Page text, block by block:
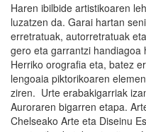
Haren ibilbide artistikoaren
luzatzen da. Garai hartan
erretratuak, autorretratuak
gero eta garrantzi handiagoa
Herriko orografia eta, batez
lengoaia piktorikoaren
ziren. Urte erabakigarriak
Auroraren bigarren etapa.
Chelseako Arte eta Diseinu